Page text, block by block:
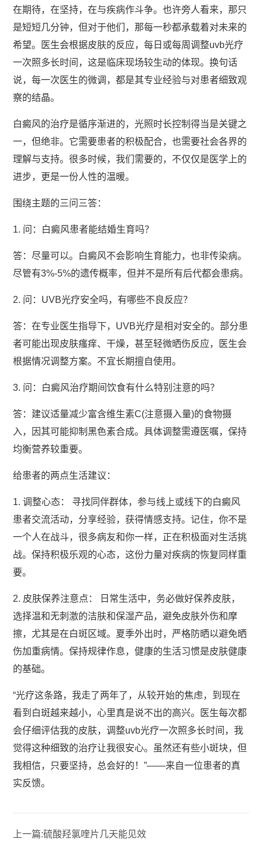
在期待，在坚持，在与疾病作斗争。也许旁人看来，那只
是短短几分钟，但对于他们，那每一秒都承载着对未来的
希望。医生会根据皮肤的反应，每日或每周调整uvb光疗
一次照多长时间，这是临床现场较生动的体现。换句话
说，每一次医生的微调，都是其专业经验与对患者细致观
察的结晶。
白癜风的治疗是循序渐进的，光照时长控制得当是关键之
一，但绝非。它需要患者的积极配合，也需要社会各界的
理解与支持。很多时候，我们需要的，不仅仅是医学上的
进步，更是一份人性的温暖。
围绕主题的三问三答：
1. 问：白癜风患者能结婚生育吗？
答：尽量可以。白癜风不会影响生育能力，也非传染病。
尽管有3%-5%的遗传概率，但并不是所有后代都会患病。
2. 问：UVB光疗安全吗，有哪些不良反应？
答：在专业医生指导下，UVB光疗是相对安全的。部分患
者可能出现皮肤瘙痒、干燥，甚至轻微晒伤反应，医生会
根据情况调整方案。不宜长期擅自使用。
3. 问：白癜风治疗期间饮食有什么特别注意的吗？
答：建议适量减少富含维生素C(注意摄入量)的食物摄
入，因其可能抑制黑色素合成。具体调整需遵医嘱，保持
均衡营养较重要。
给患者的两点生活建议：
1. 调整心态： 寻找同伴群体，参与线上或线下的白癜风
患者交流活动，分享经验，获得情感支持。记住，你不是
一个人在战斗，很多病友和你一样，正在积极面对生活挑
战。保持积极乐观的心态，这份力量对疾病的恢复同样重
要。
2. 皮肤保养注意点： 日常生活中，务必做好保养皮肤，
选择温和无刺激的洁肤和保湿产品，避免皮肤外伤和摩
擦，尤其是在白斑区域。夏季外出时，严格防晒以避免晒
伤加重病情。保持规律作息，健康的生活习惯是皮肤健康
的基础。
“光疗这条路，我走了两年了，从较开始的焦虑，到现在
看到白斑越来越小，心里真是说不出的高兴。医生每次都
会仔细评估我的皮肤，调整uvb光疗一次照多长时间，我
觉得这种细致的治疗让我很安心。虽然还有些小斑块，但
我相信，只要坚持，总会好的！”——来自一位患者的真
实反馈。
上一篇:硫酸羟氯喹片几天能见效